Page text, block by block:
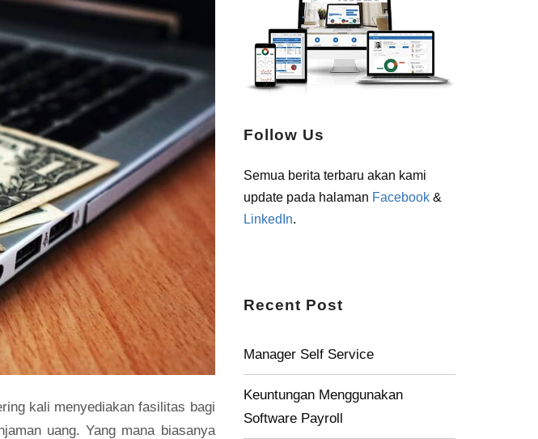
kali menyediakan fasilitas bagi
uang. Yang mana biasanya
Follow Us
Semua berita terbaru akan kami
update pada halaman Facebook&
LinkedIn.
Recent Post
Manager Self Service
Keuntungan Menggunakan
Software Payroll